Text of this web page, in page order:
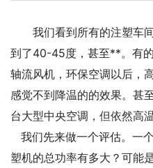
我们看到所有的注塑车
到了40-45度，甚至**。有
轴流风机，环保空调以后，
感觉不到降温的的效果。甚
台大型中央空调，但依然高
我们先来做一个评估。一
塑机的总功率有多大？可能